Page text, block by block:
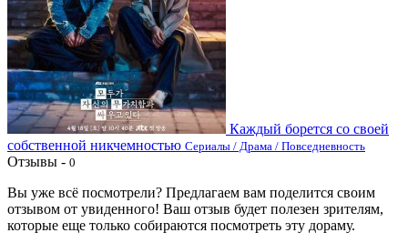
Каждый борется со своей
собственной никчемностью Сериалы / Драма / Повседневность
Отзывы - 0
Вы уже всё посмотрели? Предлагаем вам поделится своим
отзывом от увиденного! Ваш отзыв будет полезен зрителям,
которые еще только собираются посмотреть эту дораму.